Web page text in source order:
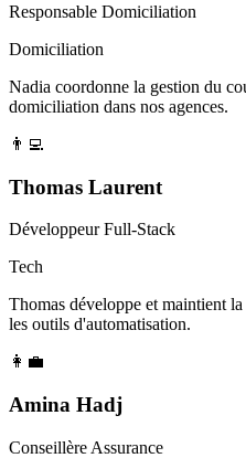
Responsable Domiciliation
Domiciliation
Nadia coordonne la gestion du
domiciliation dans nos agences.
👨‍💻
Thomas Laurent
Développeur Full-Stack
Tech
Thomas développe et maintient
les outils d'automatisation.
👩‍💼
Amina Hadj
Conseillère Assurance